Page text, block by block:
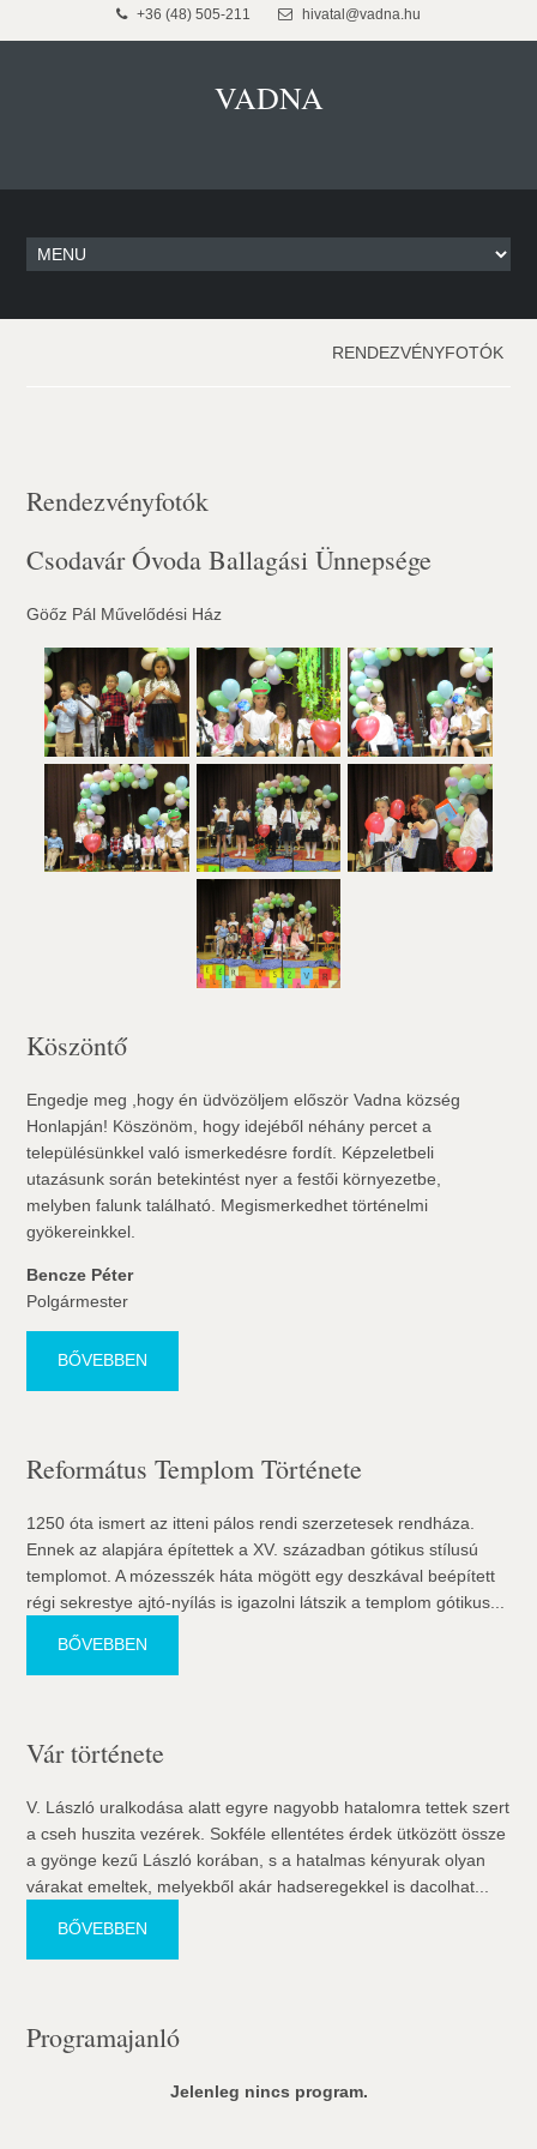
+36 (48) 505-211 hivatal@vadna.hu
VADNA
RENDEZVÉNYFOTÓK
Rendezvényfotók
Csodavár Óvoda Ballagási Ünnepsége
Göőz Pál Művelődési Ház
Köszöntő
Engedje meg ,hogy én üdvözöljem először Vadna község
Honlapján! Köszönöm, hogy idejéből néhány percet a
településünkkel való ismerkedésre fordít. Képzeletbeli
utazásunk során betekintést nyer a festői környezetbe,
melyben falunk található. Megismerkedhet történelmi
gyökereinkkel.
Bencze Péter
Polgármester
BŐVEBBEN
Református Templom Története
1250 óta ismert az itteni pálos rendi szerzetesek rendháza.
Ennek az alapjára építettek a XV. században gótikus stílusú
templomot. A mózesszék háta mögött egy deszkával beépített
régi sekrestye ajtó-nyílás is igazolni látszik a templom gótikus...
BŐVEBBEN
Vár története
V. László uralkodása alatt egyre nagyobb hatalomra tettek szert
a cseh huszita vezérek. Sokféle ellentétes érdek ütközött össze
a gyönge kezű László korában, s a hatalmas kényurak olyan
várakat emeltek, melyekből akár hadseregekkel is dacolhat...
BŐVEBBEN
Programajanló
Jelenleg nincs program.